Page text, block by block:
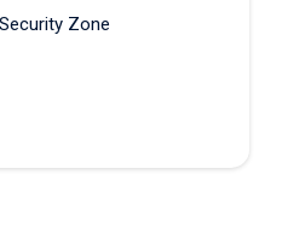
全。
Zone